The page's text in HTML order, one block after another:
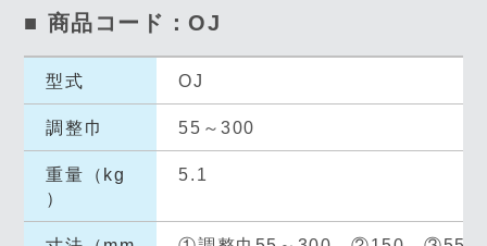
■ 商品コード：OJ
型式 OJ
調整巾 55～300
重量（kg
）
5.1